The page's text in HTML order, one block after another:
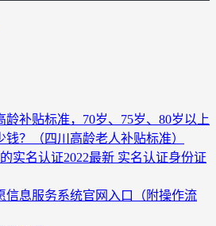
龄补贴标准，70岁、75岁、80岁以上
钱？（四川高龄老人补贴标准）
实名认证2022最新 实名认证身份证
信息服务系统官网入口（附操作流